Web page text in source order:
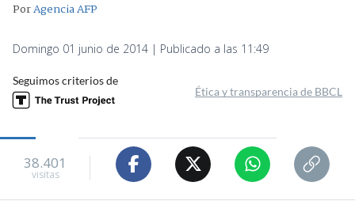
PorAgencia AFP
Domingo 01 junio de 2014 | Publicado a las 11:49
Seguimos criterios de
Ética y transparencia de BBCL
38.401
visitas